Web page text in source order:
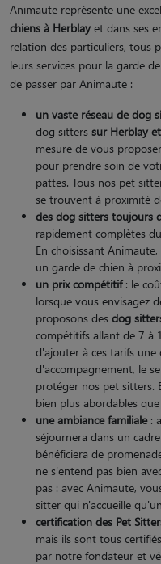
Animaute représente une
chiens à Herblay et dans ses
relation des particuliers, tous
leurs services pour la garde
de passer par Animaute :
un vaste réseau de dog
dog sitters sur Herblay
mesure de vous
pour prendre soin de
pattes. Tous nos pet
se trouvent à proximité
des dog sitters toujours
rapidement complètes
En choisissant
un garde de chien à
un prix compétitif: le
lorsque vous envisagez
proposons des dog
compétitifs allant de 7 à
d'ajouter à ces tarifs
d'accompagnement, le
protéger nos pet sitters.
bien plus abordables
une ambiance familiale:
séjournera dans un
bénéficiera de
ne s'entend pas bien
pas : avec Animaute,
sitter qui n'accueille
certification des Pet
mais ils sont tous
par notre fondateur et